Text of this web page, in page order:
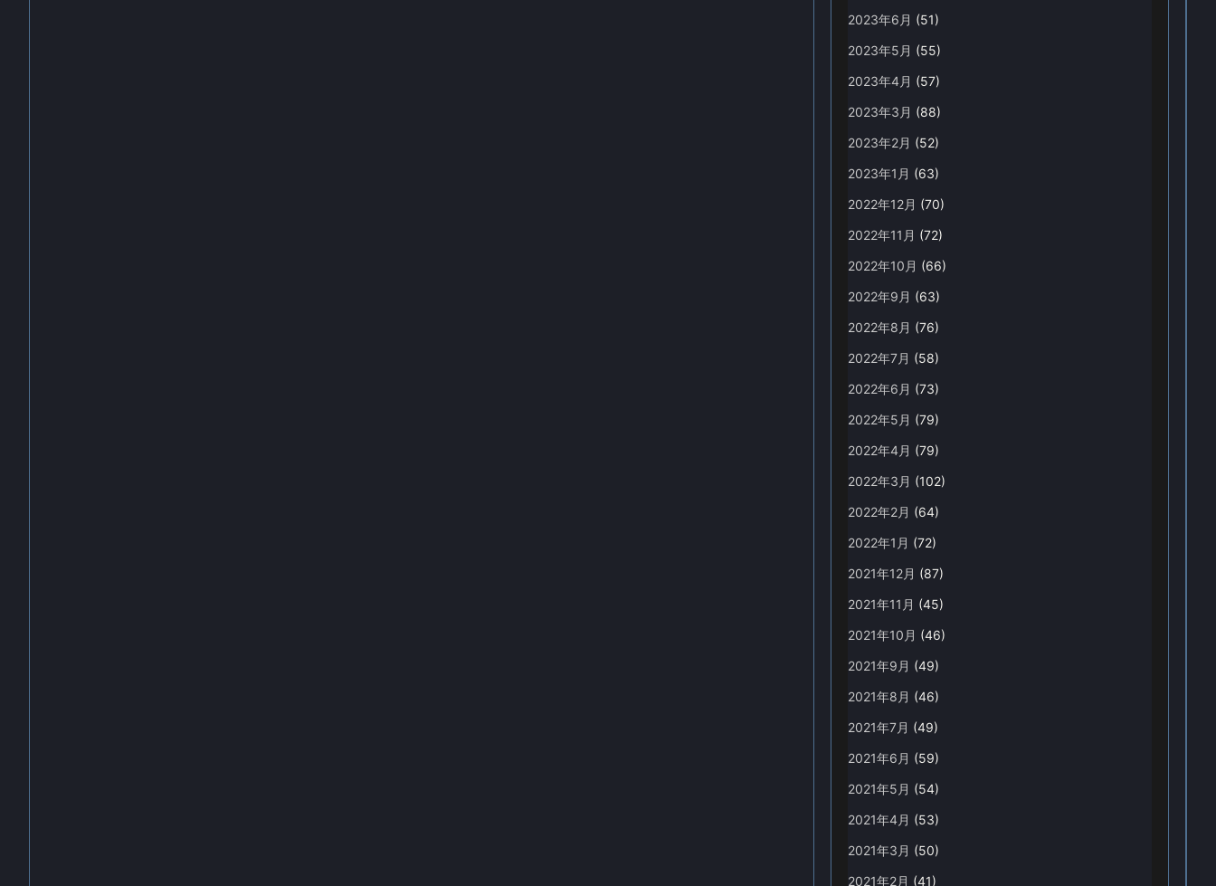
2023年6月 (51)
2023年5月 (55)
2023年4月 (57)
2023年3月 (88)
2023年2月 (52)
2023年1月 (63)
2022年12月 (70)
2022年11月 (72)
2022年10月 (66)
2022年9月 (63)
2022年8月 (76)
2022年7月 (58)
2022年6月 (73)
2022年5月 (79)
2022年4月 (79)
2022年3月 (102)
2022年2月 (64)
2022年1月 (72)
2021年12月 (87)
2021年11月 (45)
2021年10月 (46)
2021年9月 (49)
2021年8月 (46)
2021年7月 (49)
2021年6月 (59)
2021年5月 (54)
2021年4月 (53)
2021年3月 (50)
2021年2月 (41)